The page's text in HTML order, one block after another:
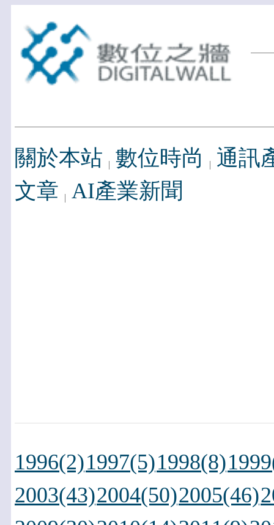
關於本站 數位時尚
通訊
文章 AI產業新聞
1996(2)1997(5)1998(8)
2003(43)2004(50)2005(46)